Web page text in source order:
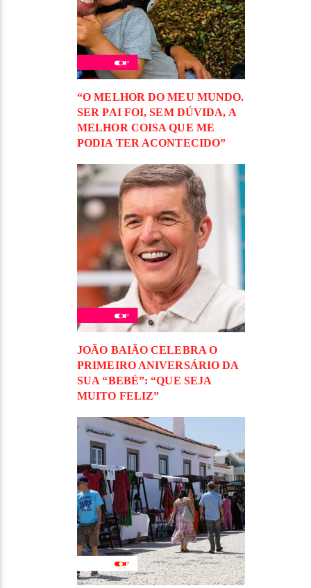
“O MELHOR DO MEU MUNDO.
SER PAI FOI, SEM DÚVIDA, A
MELHOR COISA QUE ME
PODIA TER ACONTECIDO”
JOÃO BAIÃO CELEBRA O
PRIMEIRO ANIVERSÁRIO DA
SUA “BEBÉ”: “QUE SEJA
MUITO FELIZ”